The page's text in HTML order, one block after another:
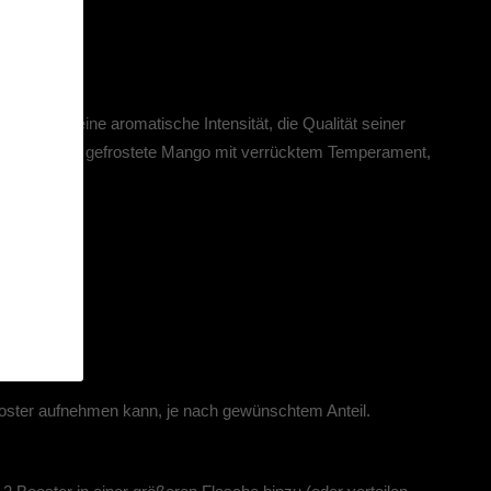
Seine aromatische Intensität, die Qualität seiner
Eine gefrostete Mango mit verrücktem Temperament,
aufnehmen kann, je nach gewünschtem Anteil.